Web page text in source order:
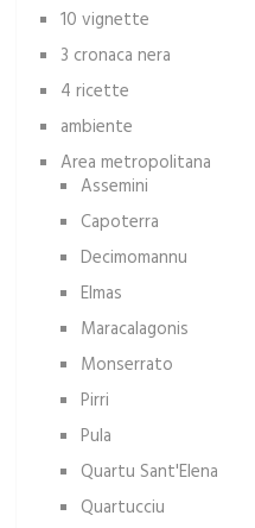
10 vignette
3 cronaca nera
4 ricette
ambiente
Area metropolitana
Assemini
Capoterra
Decimomannu
Elmas
Maracalagonis
Monserrato
Pirri
Pula
Quartu Sant'Elena
Quartucciu